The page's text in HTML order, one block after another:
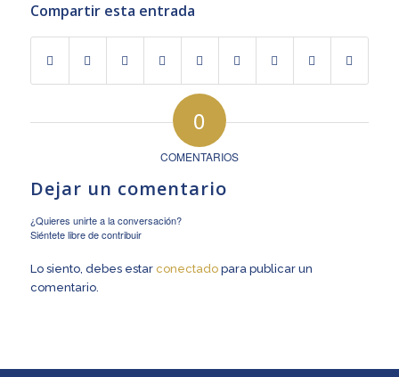
Compartir esta entrada
0
COMENTARIOS
Dejar un comentario
¿Quieres unirte a la conversación?
Siéntete libre de contribuir
Lo siento, debes estar conectadopara publicar un
comentario.